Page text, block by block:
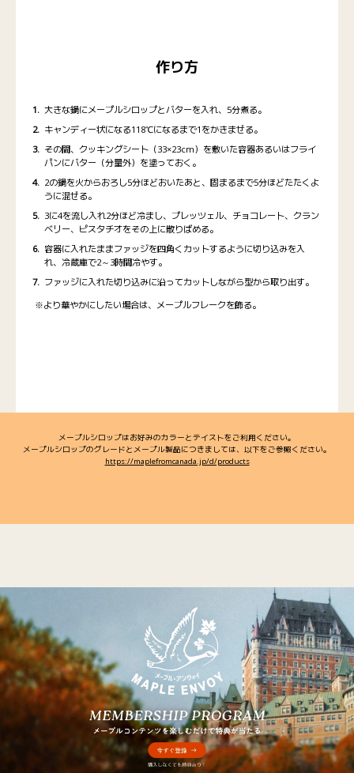
作り方
大きな鍋にメープルシロップとバターを入れ、5分煮る。
キャンディー状になる118℃になるまで1をかきまぜる。
その間、クッキングシート（33×23cm）を敷いた容器あるいはフライ
パンにバター（分量外）を塗っておく。
2の鍋を火からおろし5分ほどおいたあと、固まるまで5分ほどたたくよ
うに混ぜる。
3に4を流し入れ2分ほど冷まし、プレッツェル、チョコレート、クラン
ベリー、ピスタチオをその上に散りばめる。
容器に入れたままファッジを四角くカットするように切り込みを入
れ、冷蔵庫で2～3時間冷やす。
ファッジに入れた切り込みに沿ってカットしながら型から取り出す。
※より華やかにしたい場合は、メープルフレークを飾る。
メープルシロップはお好みのカラーとテイストをご利用ください。
メープルシロップのグレードとメープル製品につきましては、以下をご参照ください。
https://maplefromcanada.jp/d/products